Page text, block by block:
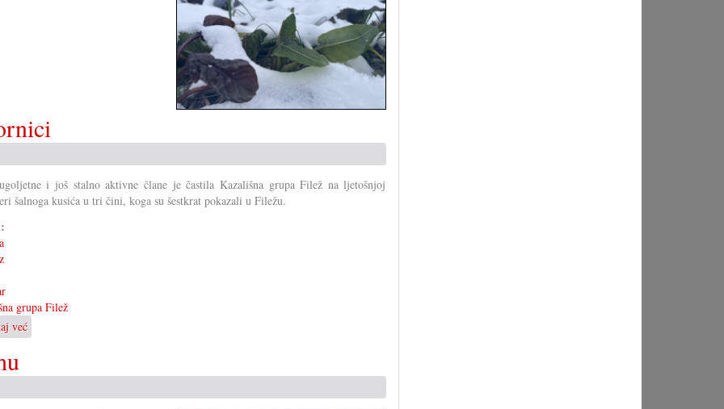
i još stalno aktivne člane je častila Kazališna grupa Filež na ljetošnjoj
šalnoga kusića u tri čini, koga su šestkrat pokazali u Filežu.
grupa Filež
već
»Papučar«
fileškoj